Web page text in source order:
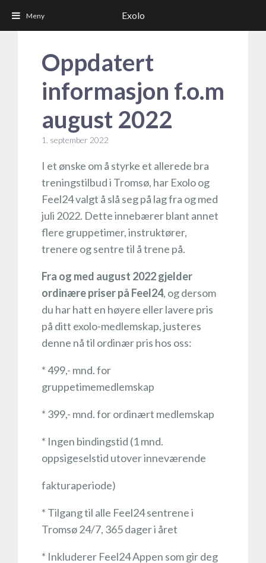
Oppdatert
informasjon f.o.m
august 2022
1. september 2022
I et ønske om å styrke et allerede bra
treningstilbud i Tromsø, har Exolo og
Feel24 valgt å slå seg på lag fra og med
juli 2022. Dette innebærer blant annet
flere gruppetimer, instruktører,
trenere og sentre til å trene på.
Fra og med august 2022 gjelder
ordinære priser på Feel24, og dersom
du har hatt en høyere eller lavere pris
på ditt exolo-medlemskap, justeres
denne nå til ordinær pris hos oss:
* 499,- mnd. for
gruppetimemedlemskap
* 399,- mnd. for ordinært medlemskap
* Ingen bindingstid (1 mnd.
oppsigeselstid utover inneværende
fakturaperiode)
* Tilgang til alle Feel24 sentrene i
Tromsø 24/7, 365 dager i året
* Inkluderer Feel24 Appen som gir deg
Exolo